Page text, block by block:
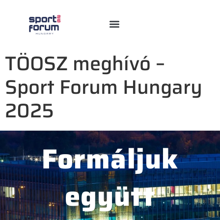
TÖOSZ meghívó –
Sport Forum Hungary
2025
Formáljuk
együtt